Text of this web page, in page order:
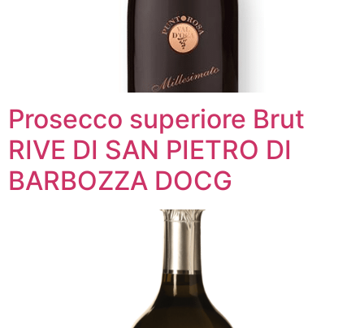
Prosecco superiore Brut
RIVE DI SAN PIETRO DI
BARBOZZA DOCG